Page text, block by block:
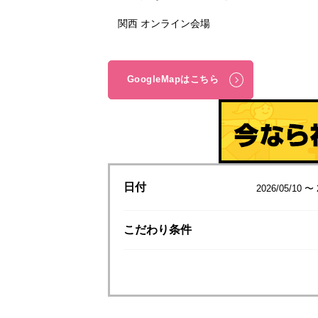
関西 オンライン会場
GoogleMapはこちら
日付 2026/05/10 〜
こだわり条件